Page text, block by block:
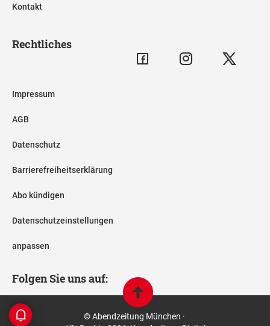
Kontakt
Rechtliches
Impressum
AGB
Datenschutz
Barrierefreiheitserklärung
Abo kündigen
Datenschutzeinstellungen
anpassen
Folgen Sie uns auf:
© Abendzeitung München ·